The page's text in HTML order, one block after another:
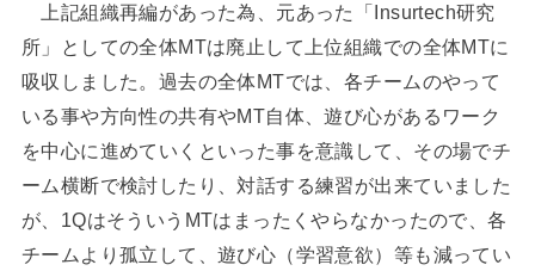
上記組織再編があった為、元あった「Insurtech研究
所」としての全体MTは廃止して上位組織での全体MTに
吸収しました。過去の全体MTでは、各チームのやって
いる事や方向性の共有やMT自体、遊び心があるワーク
を中心に進めていくといった事を意識して、その場でチ
ーム横断で検討したり、対話する練習が出来ていました
が、1QはそういうMTはまったくやらなかったので、各
チームより孤立して、遊び心（学習意欲）等も減ってい